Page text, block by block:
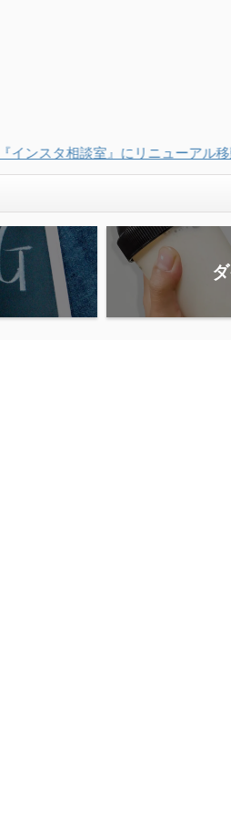
ル移動中です!!!『インスタ相談室』